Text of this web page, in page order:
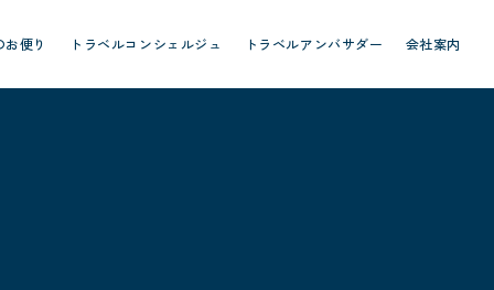
便り トラベルコンシェルジュ トラベルアンバサダー 会社案内